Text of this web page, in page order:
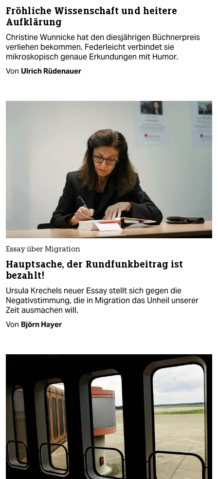
Fröhliche Wissenschaft und heitere
Aufklärung
Christine Wunnicke hat den diesjährigen Büchnerpreis
verliehen bekommen. Federleicht verbindet sie
mikroskopisch genaue Erkundungen mit Humor.
Von Ulrich Rüdenauer
Essay über Migration
Hauptsache, der Rundfunkbeitrag ist
bezahlt!
Ursula Krechels neuer Essay stellt sich gegen die
Negativstimmung, die in Migration das Unheil unserer
Zeit ausmachen will.
Von Björn Hayer